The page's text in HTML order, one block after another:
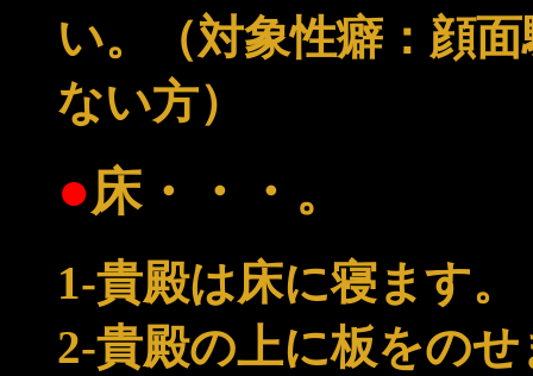
い。（対象性癖：顔
ない方）
●床・・・。
1-貴殿は床に寝ます。
2-貴殿の上に板をの